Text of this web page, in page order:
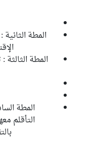
المطة
المطة
المطة
التأقلم